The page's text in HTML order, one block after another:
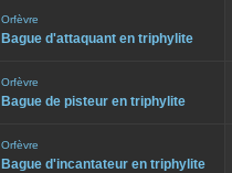
Orfèvre
Bague d'attaquant en triphylite
Orfèvre
Bague de pisteur en triphylite
Orfèvre
Bague d'incantateur en triphylite